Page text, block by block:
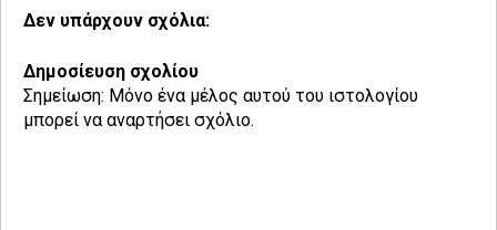
Δεν υπάρχουν σχόλια:
Δημοσίευση σχολίου
Σημείωση: Μόνο ένα μέλος αυτού του ιστολογίου
μπορεί να αναρτήσει σχόλιο.